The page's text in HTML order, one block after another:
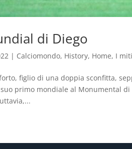
di Diego
| Calciomondo, History, Home, I
figlio di una doppia sconfitta,
primo mondiale al Monumental di